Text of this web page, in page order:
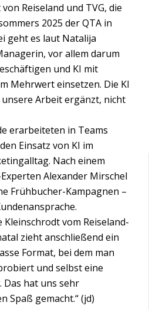
Reiseland und TVG, die
2025 der QTA in
geht es laut Natalija
vor allem darum
und KI mit
Mehrwert einsetzen. Die KI
Arbeit ergänzt, nicht
erarbeiteten in Teams
Einsatz von KI im
Nach einem
Alexander Mirschel
Frühbucher-Kampagnen –
vom Reiseland-
zieht anschließend ein
Format, bei dem man
und selbst eine
Das hat uns sehr
Spaß gemacht.“ (jd)